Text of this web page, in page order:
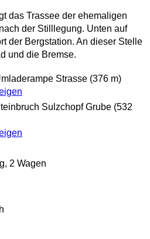
das Trassee der ehemaligen
der Stilllegung. Unten auf
der Bergstation. An dieser Stelle
und die Bremse.
Strasse (376 m)
Sulzchopf Grube (532
2 Wagen